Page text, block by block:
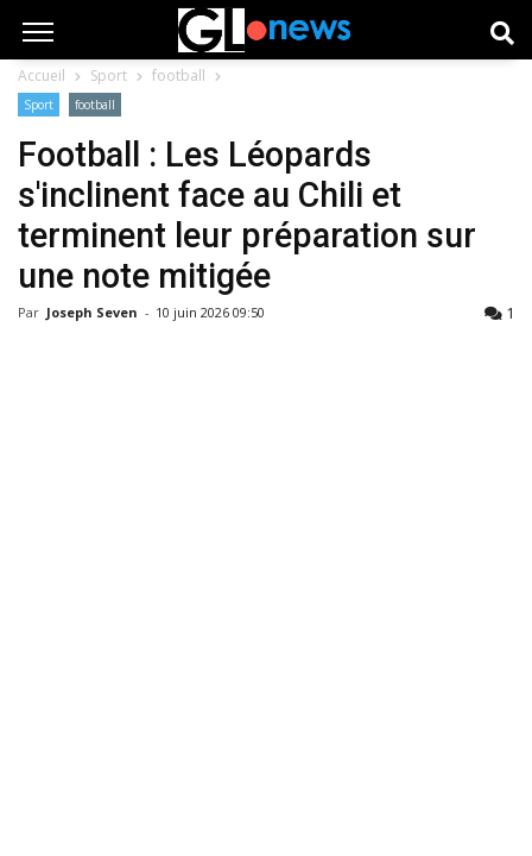
Accueil Sport football
Sport football
Football : Les Léopards
s'inclinent face au Chili et
terminent leur préparation sur
une note mitigée
Par Joseph Seven - 10 juin 2026 09:50 1